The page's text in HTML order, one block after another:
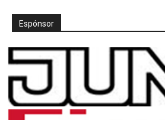
Espónsor